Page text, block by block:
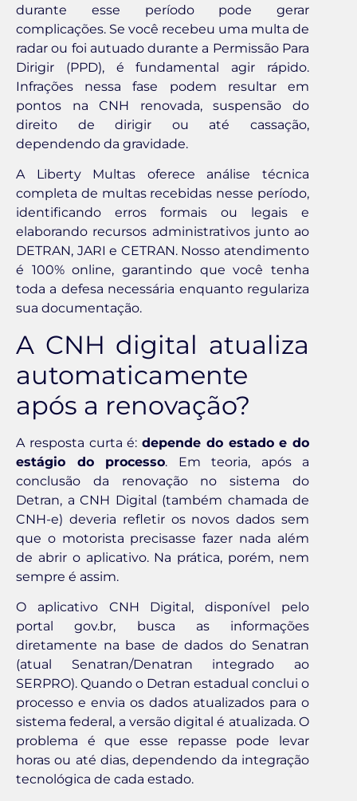
durante esse período pode gerar
complicações. Se você recebeu uma multa de
radar ou foi autuado durante a Permissão Para
Dirigir (PPD), é fundamental agir rápido.
Infrações nessa fase podem resultar em
pontos na CNH renovada, suspensão do
direito de dirigir ou até cassação,
dependendo da gravidade.
A Liberty Multas oferece análise técnica
completa de multas recebidas nesse período,
identificando erros formais ou legais e
elaborando recursos administrativos junto ao
DETRAN, JARI e CETRAN. Nosso atendimento
é 100% online, garantindo que você tenha
toda a defesa necessária enquanto regulariza
sua documentação.
A CNH digital atualiza
automaticamente
após a renovação?
A resposta curta é: depende do estado e do
estágio do processo. Em teoria, após a
conclusão da renovação no sistema do
Detran, a CNH Digital (também chamada de
CNH-e) deveria refletir os novos dados sem
que o motorista precisasse fazer nada além
de abrir o aplicativo. Na prática, porém, nem
sempre é assim.
O aplicativo CNH Digital, disponível pelo
portal gov.br, busca as informações
diretamente na base de dados do Senatran
(atual Senatran/Denatran integrado ao
SERPRO). Quando o Detran estadual conclui o
processo e envia os dados atualizados para o
sistema federal, a versão digital é atualizada. O
problema é que esse repasse pode levar
horas ou até dias, dependendo da integração
tecnológica de cada estado.